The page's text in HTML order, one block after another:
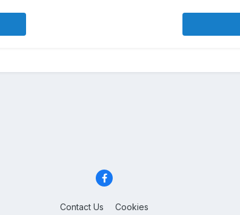
Contact Us Cookies